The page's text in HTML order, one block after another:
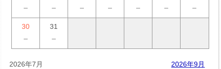
－ － － － － － －
30
－
31
－
2026年7月 2026年9月